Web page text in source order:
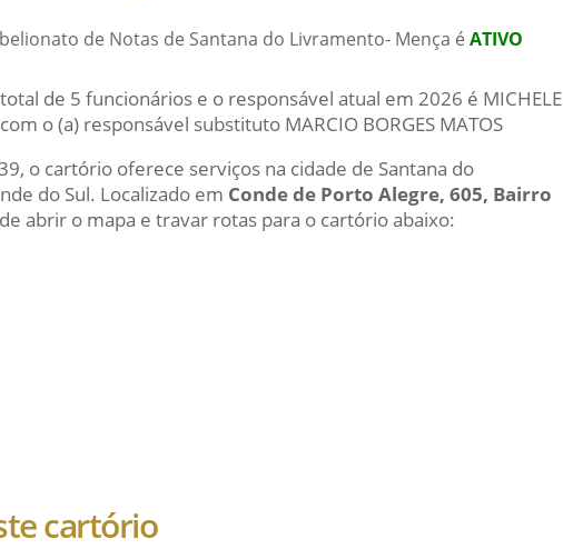
de Notas de Santana do Livramento- Mença é ATIVO
de 5 funcionários e o responsável atual em 2026 é MICHELE
o (a) responsável substituto MARCIO BORGES MATOS
o cartório oferece serviços na cidade de Santana do
do Sul. Localizado em Conde de Porto Alegre, 605, Bairro
abrir o mapa e travar rotas para o cartório abaixo:
cartório